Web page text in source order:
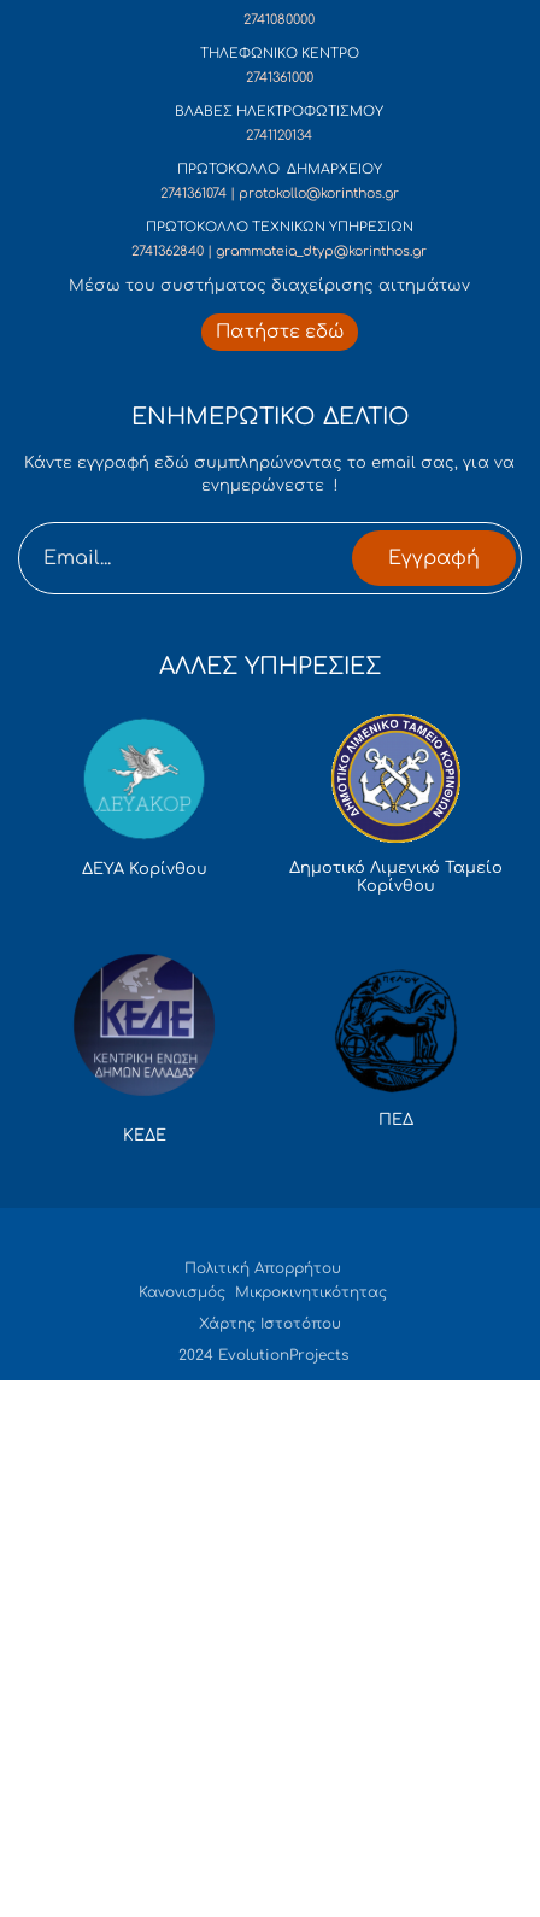
2741080000
ΤΗΛΕΦΩΝΙΚΟ ΚΕΝΤΡΟ
2741361000
ΒΛΑΒΕΣ ΗΛΕΚΤΡΟΦΩΤΙΣΜΟΥ
2741120134
ΠΡΩΤΟΚΟΛΛΟ ΔΗΜΑΡΧΕΙΟΥ
2741361074 | protokollo@korinthos.gr
ΠΡΩΤΟΚΟΛΛΟ ΤΕΧΝΙΚΩΝ ΥΠΗΡΕΣΙΩΝ
2741362840 | grammateia_dtyp@korinthos.gr
Mέσω του συστήματος διαχείρισης αιτημάτων
Πατήστε εδώ
ΕΝΗΜΕΡΩΤΙΚΟ ΔΕΛΤΙΟ
Κάντε εγγραφή εδώ συμπληρώνοντας το email σας, για να
ενημερώνεστε !
Εγγραφή
ΑΛΛΕΣ ΥΠΗΡΕΣΙΕΣ
ΔΕΥΑ Κορίνθου
Δημοτικό Λιμενικό Ταμείο
Κορίνθου
ΚΕΔΕ
ΠΕΔ
Πολιτική Απορρήτου
Κανονισμός Μικροκινητικότητας
Χάρτης Ιστοτόπου
2024 EvolutionProjects